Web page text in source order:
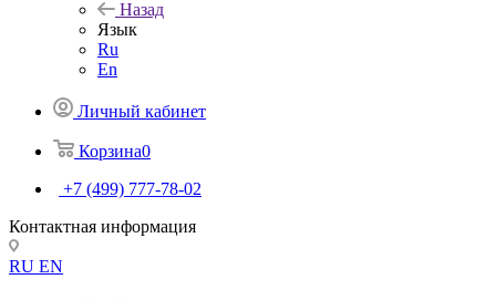
Назад
Язык
Ru
En
Личный кабинет
Корзина0
+7 (499) 777-78-02
Контактная информация
RU EN